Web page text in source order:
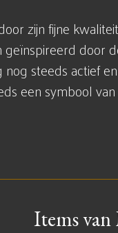
zijn fijne
door
nog steeds actief
een symbool
Items